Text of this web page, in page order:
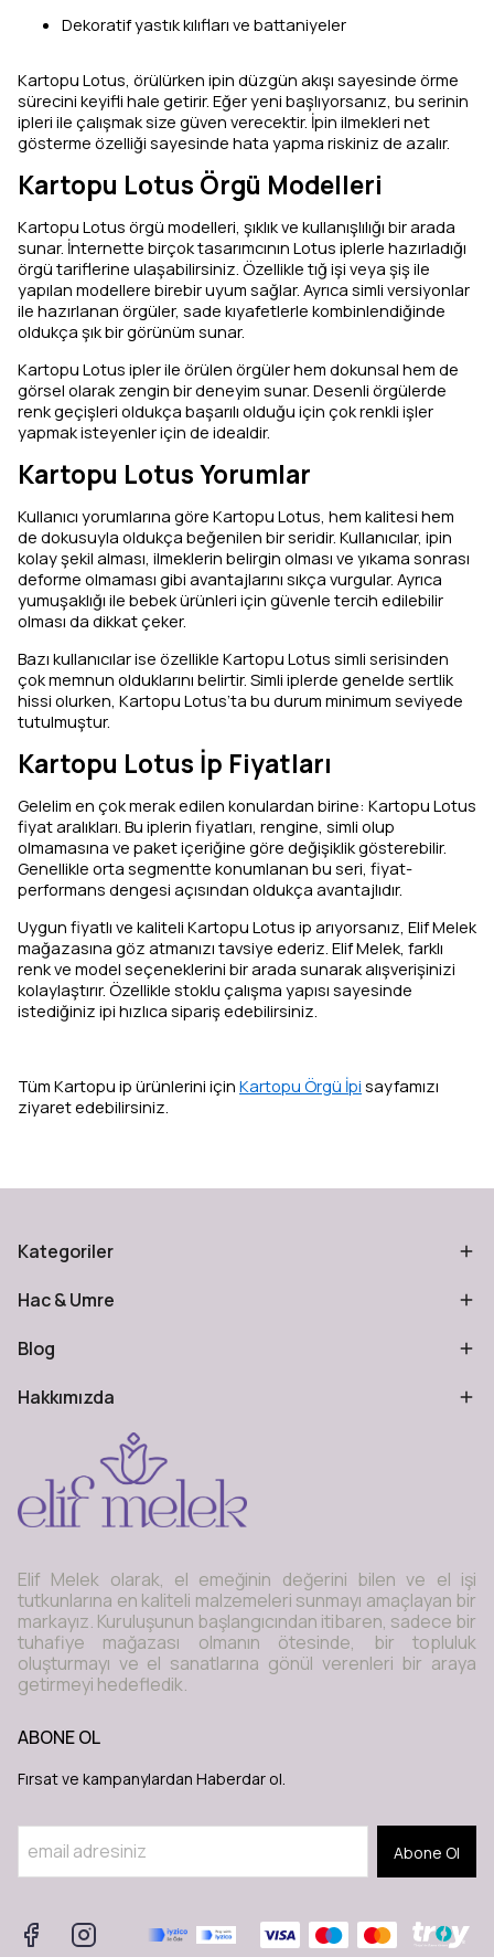
Dekoratif yastık kılıfları ve battaniyeler
Kartopu Lotus, örülürken ipin düzgün akışı sayesinde örme
sürecini keyifli hale getirir. Eğer yeni başlıyorsanız, bu serinin
ipleri ile çalışmak size güven verecektir. İpin ilmekleri net
gösterme özelliği sayesinde hata yapma riskiniz de azalır.
Kartopu Lotus Örgü Modelleri
Kartopu Lotus örgü modelleri, şıklık ve kullanışlılığı bir arada
sunar. İnternette birçok tasarımcının Lotus iplerle hazırladığı
örgü tariflerine ulaşabilirsiniz. Özellikle tığ işi veya şiş ile
yapılan modellere birebir uyum sağlar. Ayrıca simli versiyonlar
ile hazırlanan örgüler, sade kıyafetlerle kombinlendiğinde
oldukça şık bir görünüm sunar.
Kartopu Lotus ipler ile örülen örgüler hem dokunsal hem de
görsel olarak zengin bir deneyim sunar. Desenli örgülerde
renk geçişleri oldukça başarılı olduğu için çok renkli işler
yapmak isteyenler için de idealdir.
Kartopu Lotus Yorumlar
Kullanıcı yorumlarına göre Kartopu Lotus, hem kalitesi hem
de dokusuyla oldukça beğenilen bir seridir. Kullanıcılar, ipin
kolay şekil alması, ilmeklerin belirgin olması ve yıkama sonrası
deforme olmaması gibi avantajlarını sıkça vurgular. Ayrıca
yumuşaklığı ile bebek ürünleri için güvenle tercih edilebilir
olması da dikkat çeker.
Bazı kullanıcılar ise özellikle Kartopu Lotus simli serisinden
çok memnun olduklarını belirtir. Simli iplerde genelde sertlik
hissi olurken, Kartopu Lotus’ta bu durum minimum seviyede
tutulmuştur.
Kartopu Lotus İp Fiyatları
Gelelim en çok merak edilen konulardan birine: Kartopu Lotus
fiyat aralıkları. Bu iplerin fiyatları, rengine, simli olup
olmamasına ve paket içeriğine göre değişiklik gösterebilir.
Genellikle orta segmentte konumlanan bu seri, fiyat-
performans dengesi açısından oldukça avantajlıdır.
Uygun fiyatlı ve kaliteli Kartopu Lotus ip arıyorsanız, Elif Melek
mağazasına göz atmanızı tavsiye ederiz. Elif Melek, farklı
renk ve model seçeneklerini bir arada sunarak alışverişinizi
kolaylaştırır. Özellikle stoklu çalışma yapısı sayesinde
istediğiniz ipi hızlıca sipariş edebilirsiniz.
Tüm Kartopu ip ürünlerini için Kartopu Örgü İpi sayfamızı
ziyaret edebilirsiniz.
Kategoriler
Hac & Umre
Blog
Hakkımızda
Elif Melek olarak, el emeğinin değerini bilen ve el işi
tutkunlarına en kaliteli malzemeleri sunmayı amaçlayan bir
markayız. Kuruluşunun başlangıcından itibaren, sadece bir
tuhafiye mağazası olmanın ötesinde, bir topluluk
oluşturmayı ve el sanatlarına gönül verenleri bir araya
getirmeyi hedefledik.
ABONE OL
Fırsat ve kampanylardan Haberdar ol.
Abone Ol